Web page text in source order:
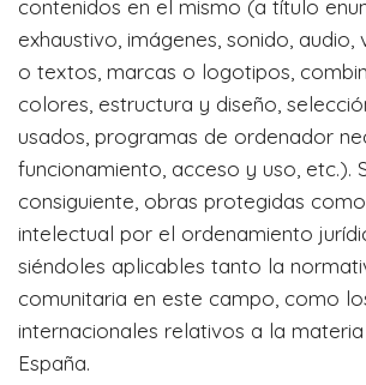
contenidos en el mismo (a título
exhaustivo, imágenes, sonido,
o textos, marcas o logotipos,
colores, estructura y diseño,
usados, programas de ordenador
funcionamiento, acceso y uso, etc.).
consiguiente, obras protegidas
intelectual por el ordenamiento
siéndoles aplicables tanto la
comunitaria en este campo, como
internacionales relativos a la
España.